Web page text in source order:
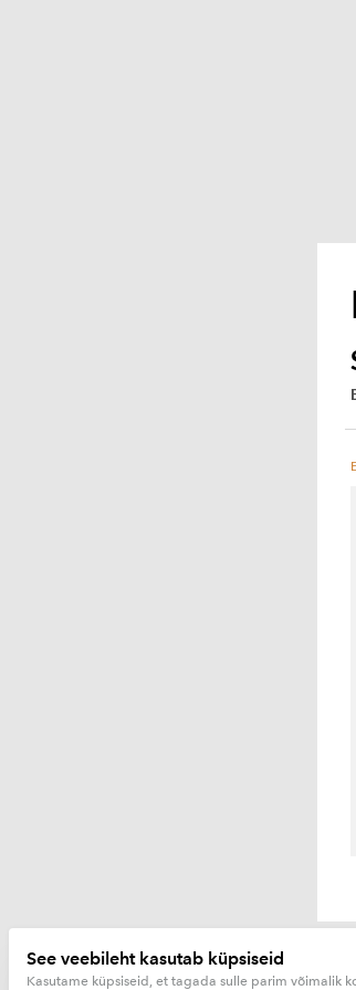
See veebileht kasutab küpsiseid
Kasutame küpsiseid, et tagada sulle parim võimalik